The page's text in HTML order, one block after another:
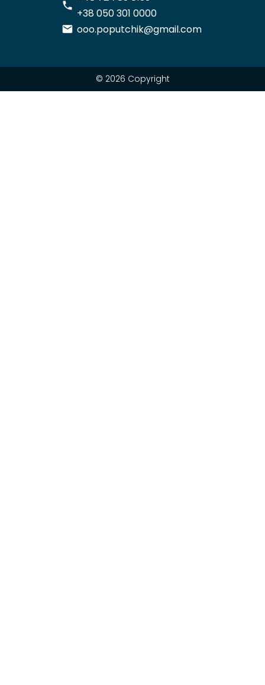
+38 050 301 0000
ooo.poputchik@gmail.com
© 2026 Copyright